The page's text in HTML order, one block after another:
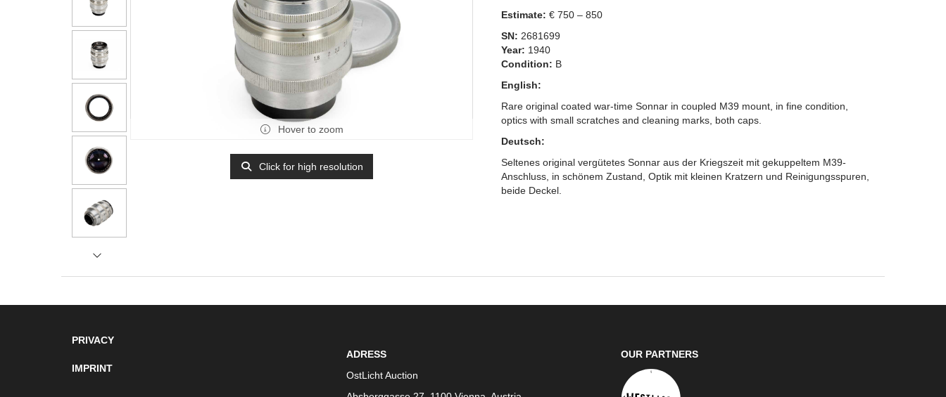
Hover to zoom
Click for high resolution
Estimate: € 750 – 850
SN: 2681699
Year: 1940
Condition: B
English:
Rare original coated war-time Sonnar in coupled M39 mount, in fine condition,
optics with small scratches and cleaning marks, both caps.
Deutsch:
Seltenes original vergütetes Sonnar aus der Kriegszeit mit gekuppeltem M39-
Anschluss, in schönem Zustand, Optik mit kleinen Kratzern und Reinigungsspuren,
beide Deckel.
PRIVACY
IMPRINT
ADRESS
OstLicht Auction
OUR PARTNERS